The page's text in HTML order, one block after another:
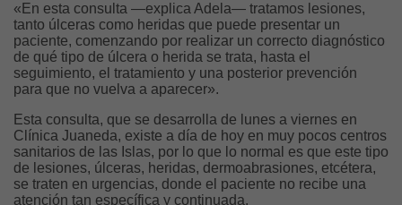
«En esta consulta —explica Adela— tratamos lesiones,
tanto úlceras como heridas que puede presentar un
paciente, comenzando por realizar un correcto diagnóstico
de qué tipo de úlcera o herida se trata, hasta el
seguimiento, el tratamiento y una posterior prevención
para que no vuelva a aparecer».
Esta consulta, que se desarrolla de lunes a viernes en
Clínica Juaneda, existe a día de hoy en muy pocos centros
sanitarios de las Islas, por lo que lo normal es que este tipo
de lesiones, úlceras, heridas, dermoabrasiones, etcétera,
se traten en urgencias, donde el paciente no recibe una
atención tan específica y continuada.